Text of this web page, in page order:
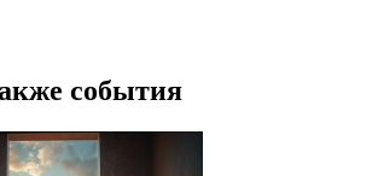
события